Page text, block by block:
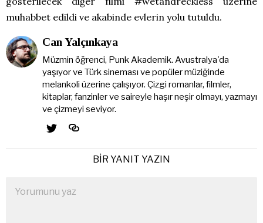
muhabbet edildi ve akabinde evlerin yolu tutuldu.
Can Yalçınkaya
Müzmin öğrenci, Punk Akademik. Avustralya'da
yaşıyor ve Türk sineması ve popüler müziğinde
melankoli üzerine çalışıyor. Çizgi romanlar, filmler,
kitaplar, fanzinler ve saireyle haşır neşir olmayı, yazmayı
ve çizmeyi seviyor.
BIR YANIT YAZIN